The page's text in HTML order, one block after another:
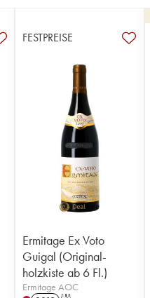
FESTPREISE
Ermitage Ex Voto
Guigal (Original-
holzkiste ab 6 Fl.)
Ermitage AOC